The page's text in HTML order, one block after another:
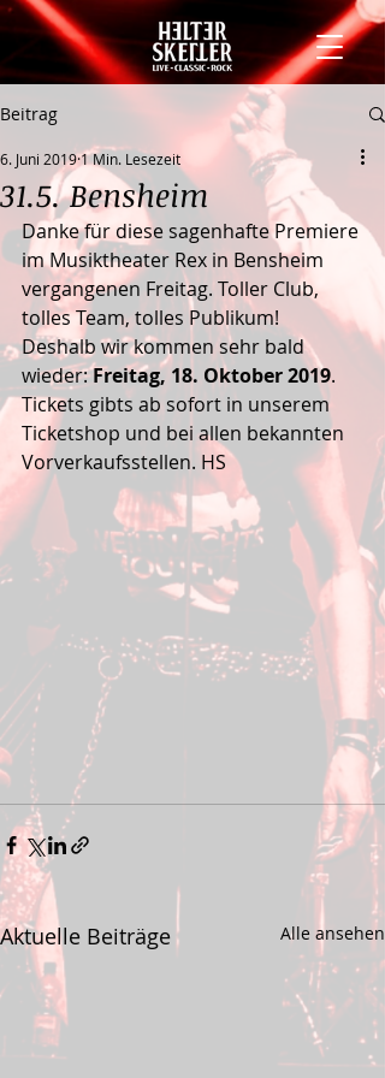
Beitrag
31.5. Bensheim
6. Juni 20191 Min. Lesezeit
Danke für diese sagenhafte Premiere
im Musiktheater Rex in Bensheim
vergangenen Freitag. Toller Club,
tolles Team, tolles Publikum!
Deshalb wir kommen sehr bald
wieder: Freitag, 18. Oktober 2019.
Tickets gibts ab sofort in unserem
Ticketshop und bei allen bekannten
Vorverkaufsstellen. HS
Aktuelle Beiträge Alle ansehen